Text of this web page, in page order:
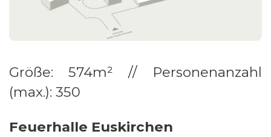
Größe: 574m² // Personenanzahl
(max.): 350
Feuerhalle Euskirchen